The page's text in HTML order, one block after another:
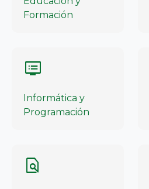
Formación
dvr
Informática y
Programación
find_in_page